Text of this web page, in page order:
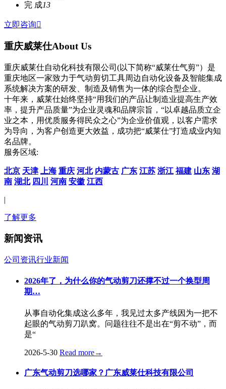
完 成13
立即咨询
重庆威莱仕About Us
重庆威莱仕自动化科技有限公司(以下简称“威莱仕气剪”）是
重庆地区一家致力于气动剪切工具周边自动化设备及智能集成
系统解决方案的研发、制造及销售为一体的综合型企业。
十年来，威莱仕始终坚持“用我们的产品让制造业提高生产效
率，提升产品质量”为企业灵魂和品牌宗旨，“以卓越品质立企
业之本，用优质服务得民众之心”为企业价值观，以客户需求
为导向，为客户创造更大效益，成功把“威莱仕”打造成业内知
名品牌。
服务区域:
北京 天津 上海 重庆 河北 内蒙古 广东 江苏 浙江 福建 山东 湖
南 湖北 四川 河南 安徽 江西
|
了解更多
新闻资讯
公司资讯行业新闻
2026年了，为什么你的气动剪刀还撑不过一个换型周
期…
从事自动化集成这么多年，我见过太多产线因为一把不
起眼的气动剪刀趴窝。问题往往不是出在“剪不动”，而
是“
2026-5-30 Read more→
广东气动剪刀选哪家？广东威莱仕科技有限公司